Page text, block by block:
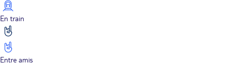
En train
Entre amis